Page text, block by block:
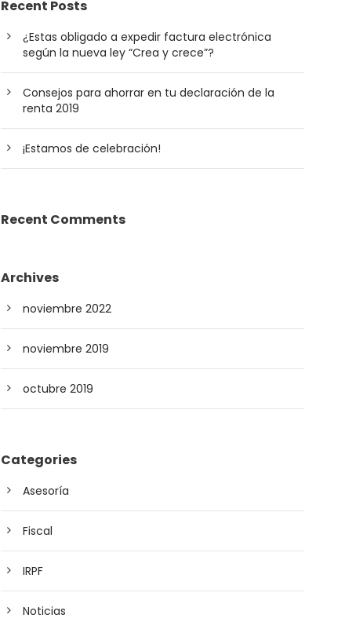
Recent Posts
¿Estas obligado a expedir factura electrónica
según la nueva ley “Crea y crece”?
Consejos para ahorrar en tu declaración de la
renta 2019
¡Estamos de celebración!
Recent Comments
Archives
noviembre 2022
noviembre 2019
octubre 2019
Categories
Asesoría
Fiscal
IRPF
Noticias